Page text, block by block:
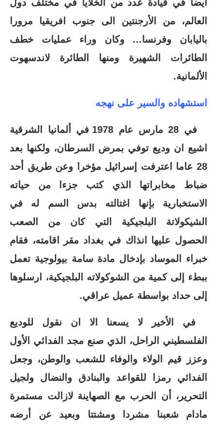
أيضا في قيادة عدد من الخلايا في مختلف دول
العالم، من الأرجنتين الى جنوب افريقيا مرورا
باليابان وفرنسا… وكان وراء عمليات خطف
الطائرات الشهيرة ومنها الطائرة لاندسهوت
الألمانية.
استشهاده والسير على نهجه
في 28 مارس عام 1978 في ألمانيا الشرقية
اشيع ان وديع توفي بمرض السرطان، ولكنها بعد
28 عاما اعترفت إسرائيل مؤخرا وعن طريق أحد
ضباط مخابراتها الذي كتب جزءا من حياته
الاستخبارية بإنها اغتالته بدس السم له في
الشيكولاتة البلجيكية التي كان من الصعب
الحصول عليها انذاك في بغداد مقر اقامته، فقام
خبراء الموساد بإدخال مادة سامة بيولوجية تعمل
ببطء إلى كمية من الشوكولاته البلجيكية، ارسلوها
إلى حداد بواسطة عميل عراقي.
في الأخير لا يسعنا الا ان نقول للوديع
الفلسطيني الراحل، الذي صنع مجد الفدائي الأول
وعزز قيم الولاء والوفاء للشعب والوطن، وجعل
الفدائي رمزا للقواعد والبنادق والنضال ولجيل
التحرير، أن الحرب مع الصهاينة لازالت مستمرة
مادام شعبنا مشردا ومشتتا وبعيد عن أرضه